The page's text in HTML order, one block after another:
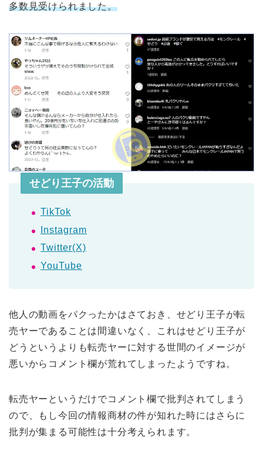
多数見受けられました。
せどり王子の活動
TikTok
Instagram
Twitter(X)
YouTube
他人の動画をパクったかはさておき、せどり王子が転
売ヤーであることは間違いなく、これはせどり王子が
どうというよりも転売ヤーに対する世間のイメージが
悪いからコメント欄が荒れてしまったようですね。
転売ヤーというだけでコメント欄で批判されてしまう
ので、もし今回の情報商材の件が知れた時にはさらに
批判が集まる可能性は十分考えられます。